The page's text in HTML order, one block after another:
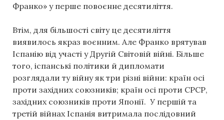
Франко» у перше повоєнне десятиліття.
Втім, для більшості світу це десятиліття
виявилось якраз воєнним. Але Франко врятував
Іспанію від участі у Другій Світовій війні. Більше
того, іспанські політики й дипломати
розглядали ту війну як три різні війни: країн осі
проти західних союзників; країн осі проти СРСР,
західних союзників проти Японії. У першій та
третій війнах Іспанія витримала послідовний